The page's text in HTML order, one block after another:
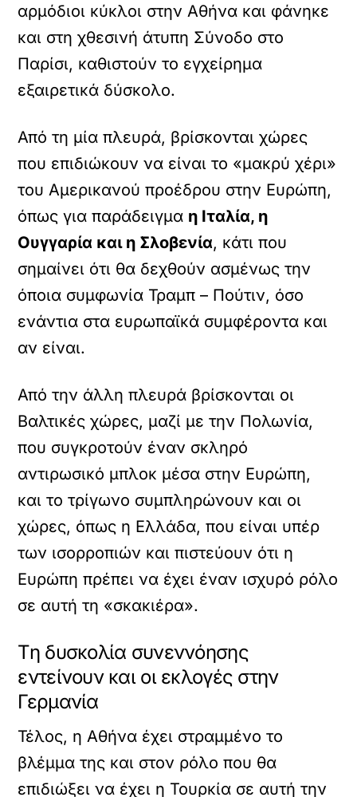
αρμόδιοι κύκλοι στην Αθήνα και φάνηκε
και στη χθεσινή άτυπη Σύνοδο στο
Παρίσι, καθιστούν το εγχείρημα
εξαιρετικά δύσκολο.
Από τη μία πλευρά, βρίσκονται χώρες
που επιδιώκουν να είναι το «μακρύ χέρι»
του Αμερικανού προέδρου στην Ευρώπη,
όπως για παράδειγμα η Ιταλία, η
Ουγγαρία και η Σλοβενία, κάτι που
σημαίνει ότι θα δεχθούν ασμένως την
όποια συμφωνία Τραμπ – Πούτιν, όσο
ενάντια στα ευρωπαϊκά συμφέροντα και
αν είναι.
Από την άλλη πλευρά βρίσκονται οι
Βαλτικές χώρες, μαζί με την Πολωνία,
που συγκροτούν έναν σκληρό
αντιρωσικό μπλοκ μέσα στην Ευρώπη,
και το τρίγωνο συμπληρώνουν και οι
χώρες, όπως η Ελλάδα, που είναι υπέρ
των ισορροπιών και πιστεύουν ότι η
Ευρώπη πρέπει να έχει έναν ισχυρό ρόλο
σε αυτή τη «σκακιέρα».
Τη δυσκολία συνεννόησης
εντείνουν και οι εκλογές στην
Γερμανία
Τέλος, η Αθήνα έχει στραμμένο το
βλέμμα της και στον ρόλο που θα
επιδιώξει να έχει η Τουρκία σε αυτή την